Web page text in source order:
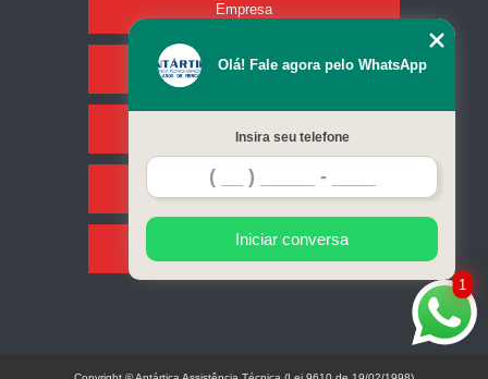
Empresa
Missão
Serviços
Contato
Mapa do site
1
Olá! Fale agora pelo WhatsApp
Insira seu telefone
Iniciar conversa